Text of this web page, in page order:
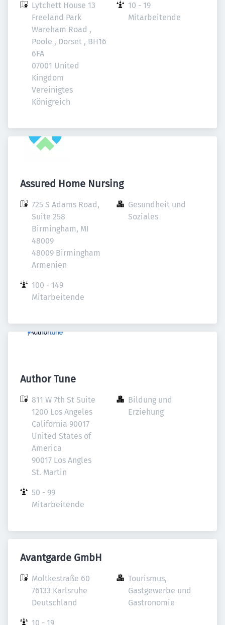
Lytchett House 13
Freeland Park
Wareham Road ,
Poole , Dorset , BH16
6FA
07001 United
Kingdom
Vereinigtes
Königreich
10 - 19
Mitarbeitende
Assured Home Nursing
725 S Adams Road,
Suite 258
Birmingham, MI
48009
48009 Birmingham
Armenien
Gesundheit und
Soziales
100 - 149
Mitarbeitende
Author Tune
811 W 7th St Suite
1200 Los Angeles
California 90017
United States of
America
90017 Los Angles
St. Martin
Bildung und
Erziehung
50 - 99
Mitarbeitende
Avantgarde GmbH
Moltkestraße 60
76133 Karlsruhe
Deutschland
Tourismus,
Gastgewerbe und
Gastronomie
10 - 19